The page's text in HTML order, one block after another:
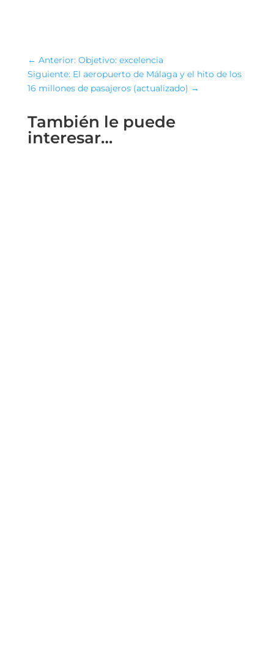
← Anterior: Objetivo: excelencia
Siguiente: El aeropuerto de Málaga y el hito de los
16 millones de pasajeros (actualizado) →
También le puede
interesar…